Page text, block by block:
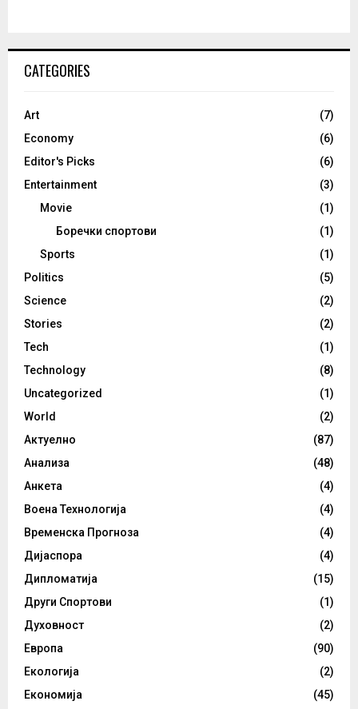
CATEGORIES
Art
(7)
Economy
(6)
Editor's Picks
(6)
Entertainment
(3)
Movie
(1)
Боречки спортови
(1)
Sports
(1)
Politics
(5)
Science
(2)
Stories
(2)
Tech
(1)
Technology
(8)
Uncategorized
(1)
World
(2)
Актуелно
(87)
Анализа
(48)
Анкета
(4)
Воена Технологија
(4)
Временска Прогноза
(4)
Дијаспора
(4)
Дипломатија
(15)
Други Спортови
(1)
Духовност
(2)
Европа
(90)
Екологија
(2)
Економија
(45)